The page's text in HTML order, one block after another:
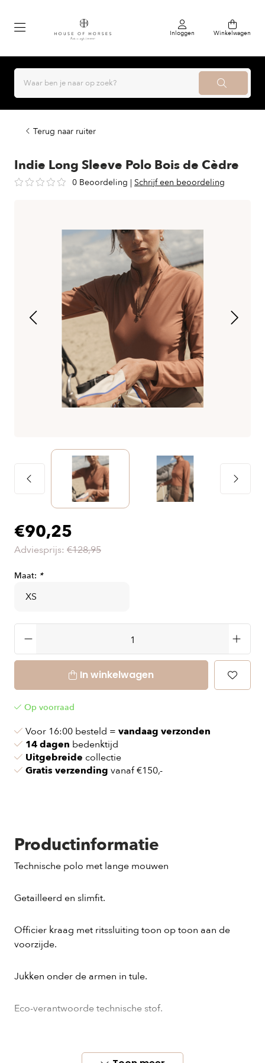
Inloggen Winkelwagen
Terug naar ruiter
Indie Long Sleeve Polo Bois de Cèdre
0 Beoordeling | Schrijf een beoordeling
€90,25
Adviesprijs: €128,95
Maat: *
In winkelwagen
Op voorraad
Voor 16:00 besteld = vandaag verzonden
14 dagen bedenktijd
Uitgebreide collectie
Gratis verzending vanaf €150,-
Productinformatie
Technische polo met lange mouwen
Getailleerd en slimfit.
Officier kraag met ritssluiting toon op toon aan de
voorzijde.
Jukken onder de armen in tule.
Eco-verantwoorde technische stof.